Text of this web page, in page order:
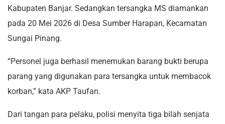
Kabupaten Banjar. Sedangkan tersangka MS diamankan
pada 20 Mei 2026 di Desa Sumber Harapan, Kecamatan
Sungai Pinang.
“Personel juga berhasil menemukan barang bukti berupa
parang yang digunakan para tersangka untuk membacok
korban,” kata AKP Taufan.
Dari tangan para pelaku, polisi menyita tiga bilah senjata